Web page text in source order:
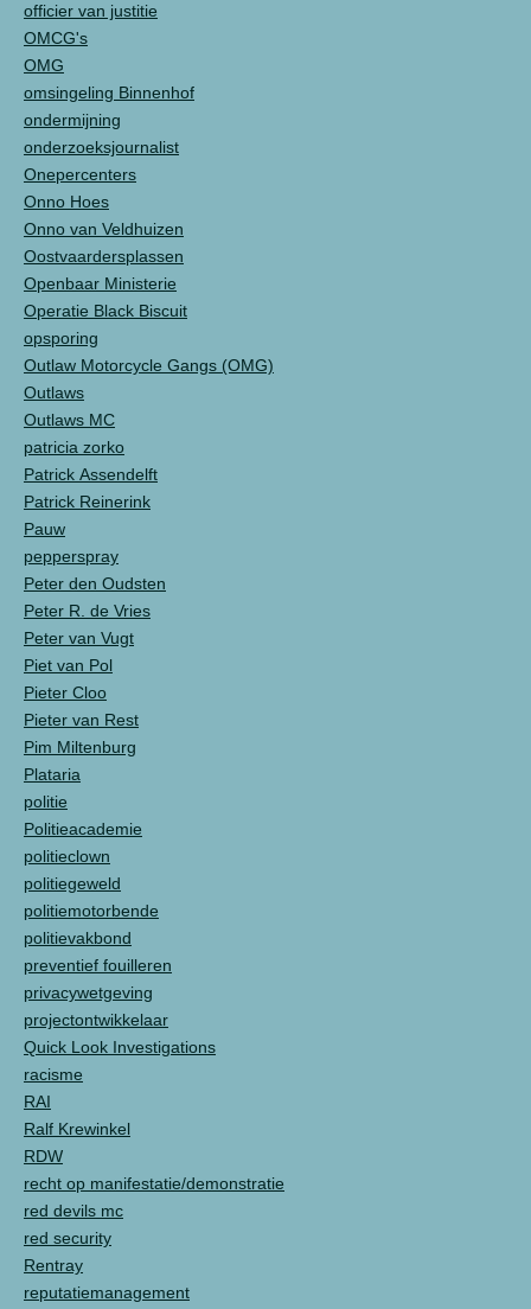
officier van justitie
OMCG's
OMG
omsingeling Binnenhof
ondermijning
onderzoeksjournalist
Onepercenters
Onno Hoes
Onno van Veldhuizen
Oostvaardersplassen
Openbaar Ministerie
Operatie Black Biscuit
opsporing
Outlaw Motorcycle Gangs (OMG)
Outlaws
Outlaws MC
patricia zorko
Patrick Assendelft
Patrick Reinerink
Pauw
pepperspray
Peter den Oudsten
Peter R. de Vries
Peter van Vugt
Piet van Pol
Pieter Cloo
Pieter van Rest
Pim Miltenburg
Plataria
politie
Politieacademie
politieclown
politiegeweld
politiemotorbende
politievakbond
preventief fouilleren
privacywetgeving
projectontwikkelaar
Quick Look Investigations
racisme
RAI
Ralf Krewinkel
RDW
recht op manifestatie/demonstratie
red devils mc
red security
Rentray
reputatiemanagement